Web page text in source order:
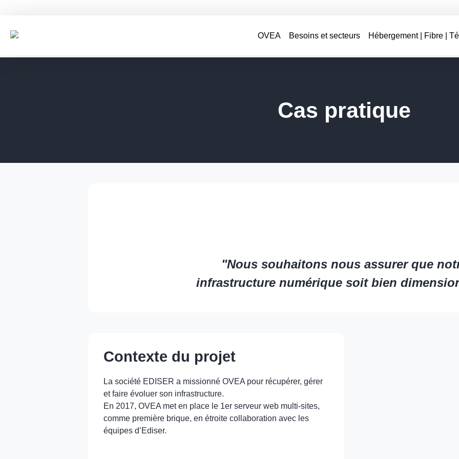
OVEA Besoins et secteurs Hébergement | Fibre |
Cas pratique
"Nous souhaitons nous assurer que
infrastructure numérique soit bien
Contexte du projet
La société EDISER a missionné OVEA pour récupérer, gérer
et faire évoluer son infrastructure.
En 2017, OVEA met en place le 1er serveur web multi-sites,
comme première brique, en étroite collaboration avec les
équipes d’Ediser.